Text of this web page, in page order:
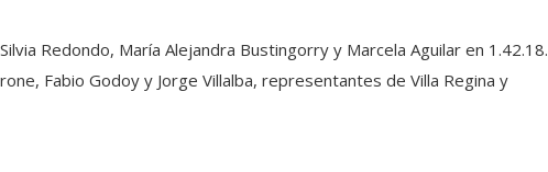
Redondo, María Alejandra Bustingorry y Marcela Aguilar en 1.42.18.
Fabio Godoy y Jorge Villalba, representantes de Villa Regina y